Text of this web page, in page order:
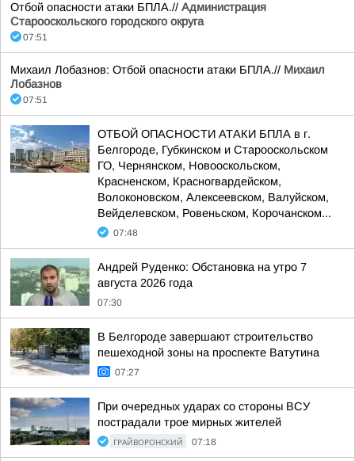
Отбой опасности атаки БПЛА.// Администрация
Старооскольского городского округа
07:51
Михаил Лобазнов: Отбой опасности атаки БПЛА.// Михаил
Лобазнов
07:51
ОТБОЙ ОПАСНОСТИ АТАКИ БПЛА в г.
Белгороде, Губкинском и Старооскольском
ГО, Чернянском, Новооскольском,
Красненском, Красногвардейском,
Волоконовском, Алексеевском, Валуйском,
Вейделевском, Ровеньском, Корочанском...
07:48
Андрей Руденко: Обстановка на утро 7
августа 2026 года
07:30
В Белгороде завершают строительство
пешеходной зоны на проспекте Ватутина
07:27
При очередных ударах со стороны ВСУ
пострадали трое мирных жителей
ГРАЙВОРОНСКИЙ 07:18